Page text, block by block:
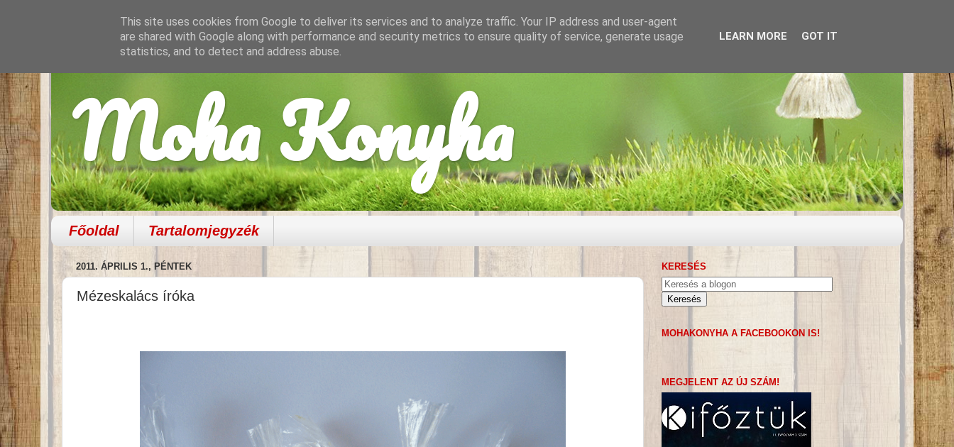
Moha Konyha
Főoldal Tartalomjegyzék
2011. ÁPRILIS 1., PÉNTEK
Mézeskalács íróka
KERESÉS
MOHAKONYHA A FACEBOOKON IS!
MEGJELENT AZ ÚJ SZÁM!
This site uses cookies from Google to deliver its services and to analyze traffic. Your IP address and user-agent
are shared with Google along with performance and security metrics to ensure quality of service, generate usage
statistics, and to detect and address abuse.
LEARN MORE GOT IT